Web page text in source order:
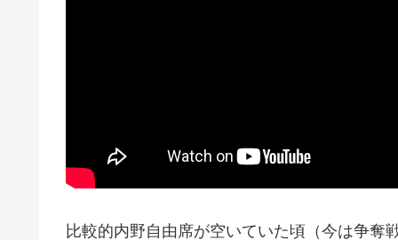
比較的内野自由席が空いていた頃（今は争奪